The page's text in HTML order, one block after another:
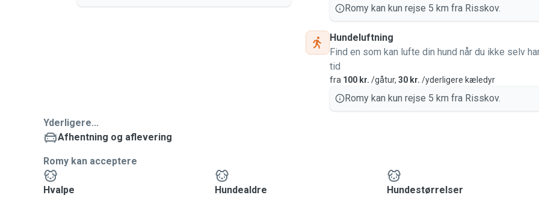
Romy kan kun rejse 5 km fra Risskov.
Hundeluftning
Find en som kan lufte din hund når du ikke selv
tid
fra 100 kr. /gåtur, 30 kr. /yderligere kæledyr
Romy kan kun rejse 5 km fra Risskov.
Yderligere...
Afhentning og aflevering
Romy kan acceptere
Hvalpe
Hundealdre
Hundestørrelser